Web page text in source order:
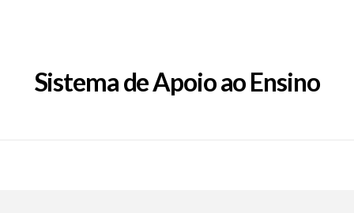
Sistema de Apoio ao Ensino